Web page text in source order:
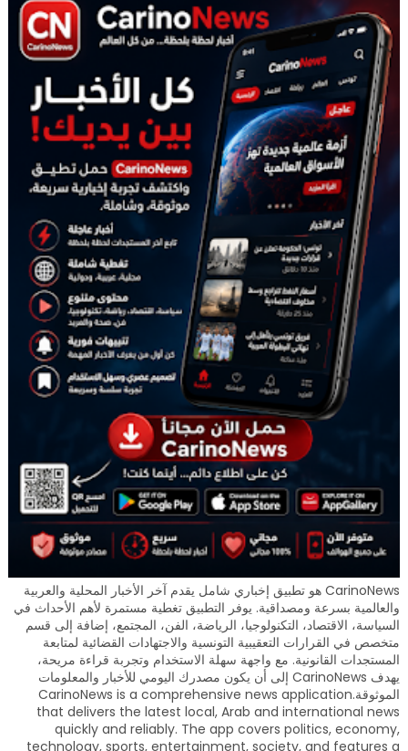
CarinoNews هو تطبيق إخباري شامل يقدم آخر الأخبار المحلية والعربية
والعالمية بسرعة ومصداقية. يوفر التطبيق تغطية مستمرة لأهم الأحداث في
السياسة، الاقتصاد، التكنولوجيا، الرياضة، الفن، المجتمع، إضافة إلى قسم
متخصص في القرارات التعقيبية التونسية والاجتهادات القضائية لمتابعة
المستجدات القانونية. مع واجهة سهلة الاستخدام وتجربة قراءة مريحة،
يهدف CarinoNews إلى أن يكون مصدرك اليومي للأخبار والمعلومات
الموثوقة.CarinoNews is a comprehensive news application
that delivers the latest local, Arab and international news
quickly and reliably. The app covers politics, economy,
technology, sports, entertainment, society, and features a